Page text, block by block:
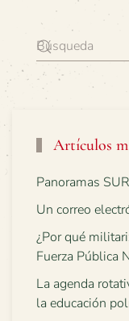
Artículos
Panoramas
Un correo
¿Por qué
Fuerza Pública
La agenda
la educación